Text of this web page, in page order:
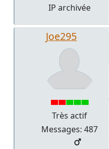
IP archivée
Joe295
Très actif
Messages: 487